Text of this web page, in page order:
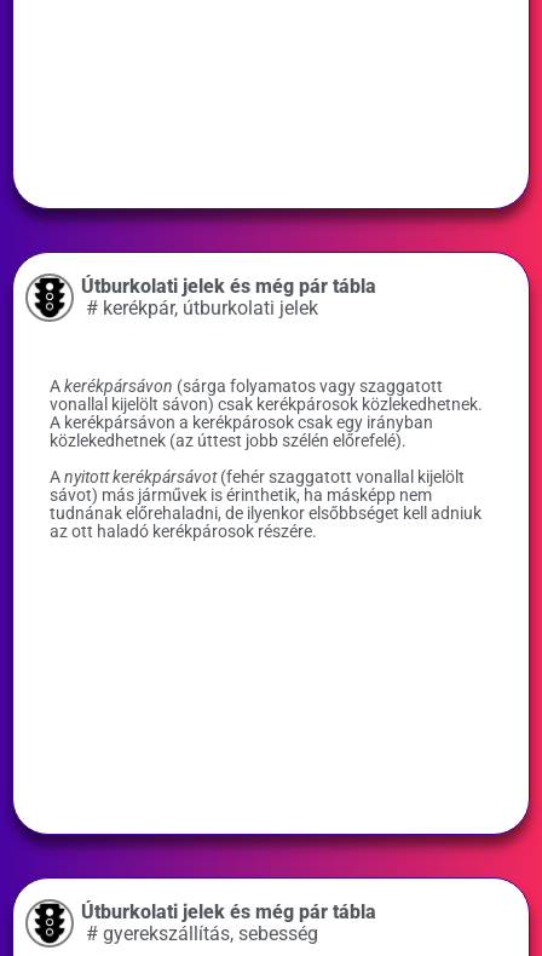
Útburkolati jelek és még pár tábla
# kerékpár, útburkolati jelek
Akerékpársávon (sárga folyamatos vagy szaggatott
vonallal kijelölt sávon) csak kerékpárosok közlekedhetnek.
A kerékpársávon a kerékpárosok csak egy irányban
közlekedhetnek (az úttest jobb szélén előrefelé).
Anyitott kerékpársávot(fehér szaggatott vonallal kijelölt
sávot) más járművek is érinthetik, ha másképp nem
tudnának előrehaladni, de ilyenkor elsőbbséget kell adniuk
az ott haladó kerékpárosok részére.
Útburkolati jelek és még pár tábla
# gyerekszállítás, sebesség